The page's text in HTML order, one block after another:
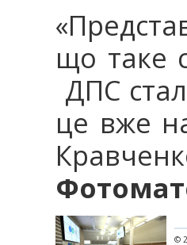
що таке
ДПС
це вже
©